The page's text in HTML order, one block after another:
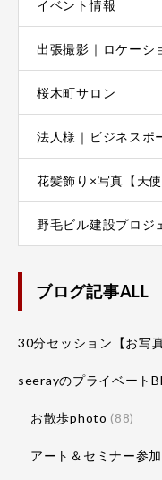
イベント情報
出張撮影｜ロケーシ
桜木町サロン
法人様｜ビジネスポ
花髪飾り×写真【天
野毛ビル建設プロジ
ブログ記事ALL
30分セッション【お写
seerayのプライベート
お散歩photo (88)
アート＆セミナー参加